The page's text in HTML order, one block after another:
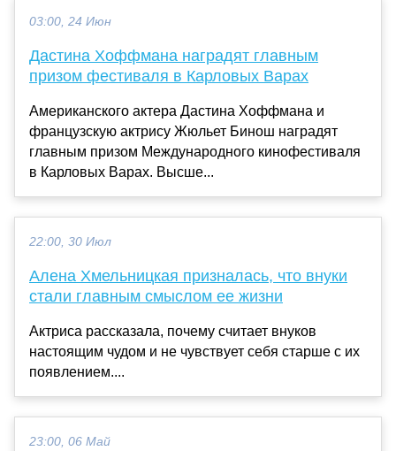
03:00, 24 Июн
Дастина Хоффмана наградят главным
призом фестиваля в Карловых Варах
Американского актера Дастина Хоффмана и
французскую актрису Жюльет Бинош наградят
главным призом Международного кинофестиваля
в Карловых Варах. Высше...
22:00, 30 Июл
Алена Хмельницкая призналась, что внуки
стали главным смыслом ее жизни
Актриса рассказала, почему считает внуков
настоящим чудом и не чувствует себя старше с их
появлением....
23:00, 06 Май